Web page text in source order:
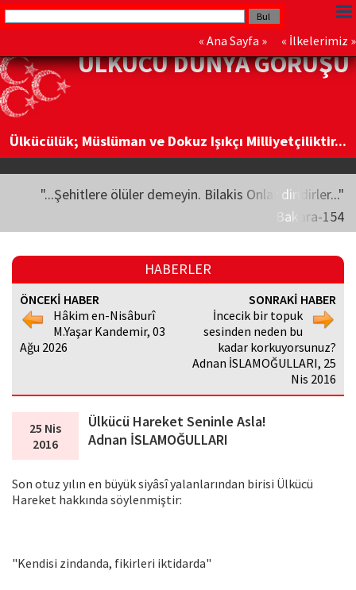
« Ana Sayfa » « İlkelerimiz »
ÜLKÜCÜ DÜNYA GÖRÜŞÜ
Ülkücülük; Müslüman ve Dokuz Işıkçı Milliyetçiliktir...
"...Şehitlere ölüler demeyin. Bilakis Onlar diridirler..."
Bakara-154
HABERLER
ÖNCEKİ HABER
Hâkim en-Nisâburî
M.Yaşar Kandemir, 03
Ağu 2026
SONRAKİ HABER
İncecik bir topuk
sesinden neden bu
kadar korkuyorsunuz?
Adnan İSLAMOĞULLARI, 25
Nis 2016
25 Nis
2016
Ülkücü Hareket Seninle Asla!
Adnan İSLAMOĞULLARI
Son otuz yılın en büyük siyâsî yalanlarından birisi Ülkücü
Hareket hakkında söylenmiştir:
"Kendisi zindanda, fikirleri iktidarda"